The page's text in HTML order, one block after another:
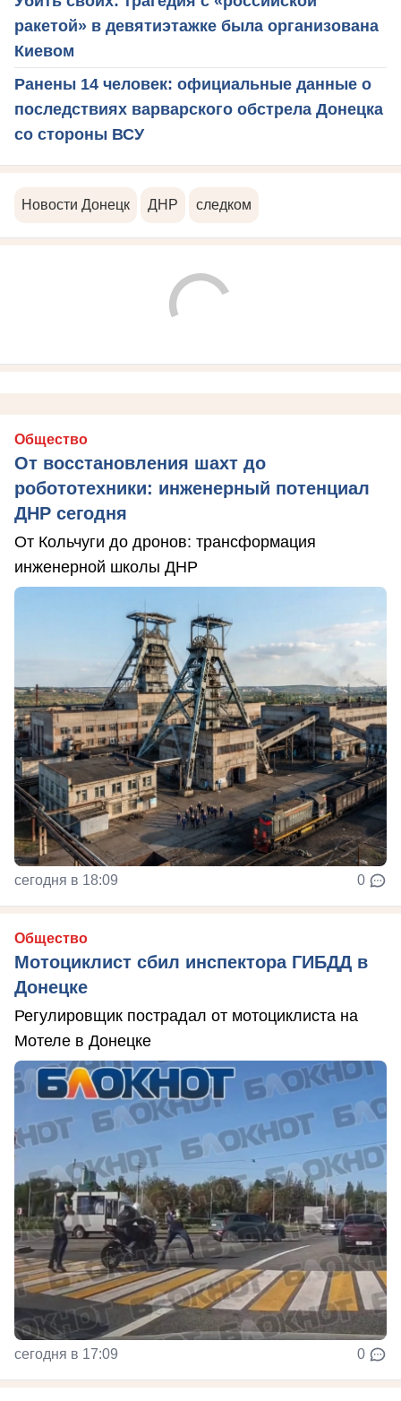
ракетой» в девятиэтажке была организована
Киевом
Ранены 14 человек: официальные данные о
последствиях варварского обстрела Донецка
со стороны ВСУ
Новости Донецк ДНР следком
Общество
От восстановления шахт до
робототехники: инженерный потенциал
ДНР сегодня
От Кольчуги до дронов: трансформация
инженерной школы ДНР
сегодня в 18:09 0
Общество
Мотоциклист сбил инспектора ГИБДД в
Донецке
Регулировщик пострадал от мотоциклиста на
Мотеле в Донецке
сегодня в 17:09 0